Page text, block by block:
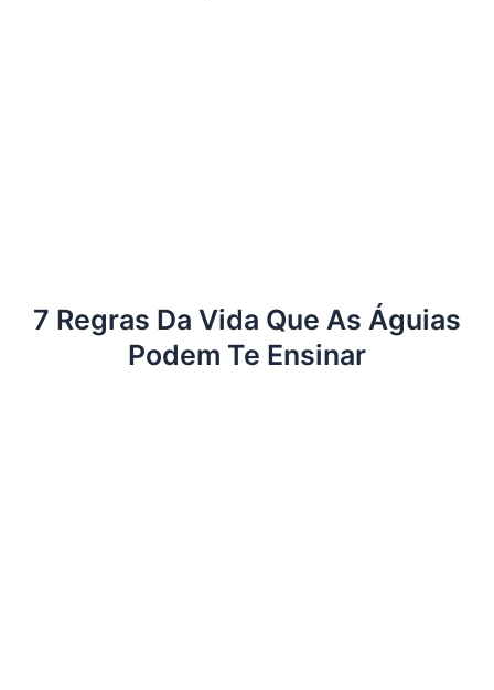
7 Regras Da Vida Que As Águias
Podem Te Ensinar